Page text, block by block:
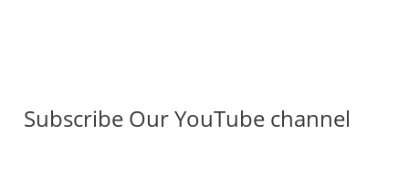
Subscribe Our YouTube channel